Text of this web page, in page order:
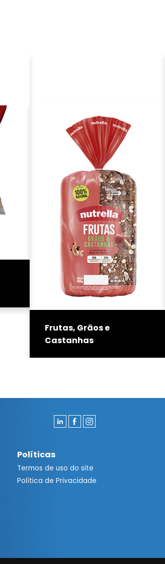
Frutas, Grãos e
Castanhas
Políticas
Termos de uso do site
Política de Privacidade